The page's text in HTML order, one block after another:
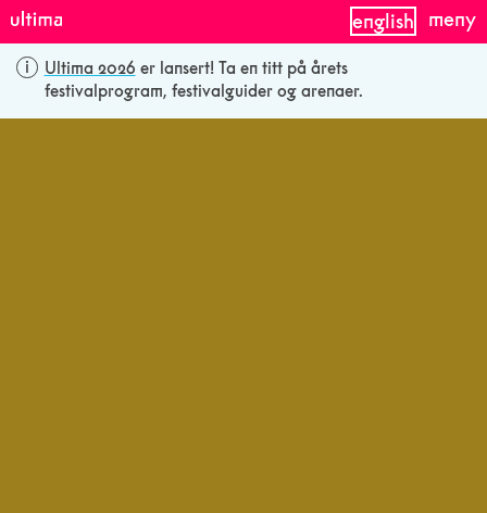
Ultima 2026 er lansert! Ta en titt på årets
festivalprogram, festivalguider og arenaer.
english meny